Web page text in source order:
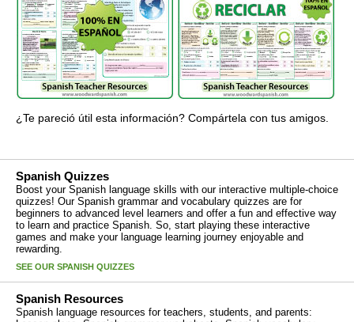
¿Te pareció útil esta información? Compártela con tus amigos.
Spanish Quizzes
Boost your Spanish language skills with our interactive multiple-choice
quizzes! Our Spanish grammar and vocabulary quizzes are for
beginners to advanced level learners and offer a fun and effective way
to learn and practice Spanish. So, start playing these interactive
games and make your language learning journey enjoyable and
rewarding.
SEE OUR SPANISH QUIZZES
Spanish Resources
Spanish language resources for teachers, students, and parents: